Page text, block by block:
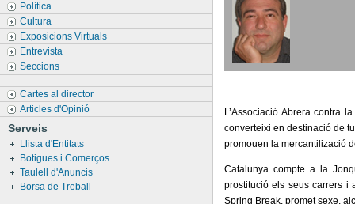
Política
Cultura
Exposicions Virtuals
Entrevista
Seccions
Cartes al director
Articles d'Opinió
Serveis
Llista d'Entitats
Botigues i Comerços
Taulell d'Anuncis
Borsa de Treball
L’Associació Abrera contra
converteixi en destinació de
promouen la mercantilizació
Catalunya compte a la
prostitució els seus carrers i
Spring Break, promet sexe,